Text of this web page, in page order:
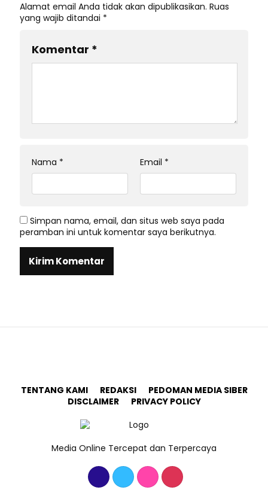
Alamat email Anda tidak akan dipublikasikan. Ruas
yang wajib ditandai *
Komentar *
Nama * Email *
Simpan nama, email, dan situs web saya pada
peramban ini untuk komentar saya berikutnya.
TENTANG KAMI REDAKSI
PEDOMAN MEDIA SIBER
DISCLAIMER
PRIVACY POLICY
Media Online Tercepat dan Terpercaya